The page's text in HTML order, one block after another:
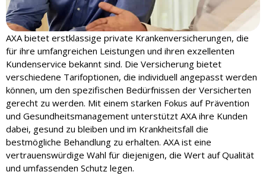
AXA bietet erstklassige private Krankenversicherungen, die
für ihre umfangreichen Leistungen und ihren exzellenten
Kundenservice bekannt sind. Die Versicherung bietet
verschiedene Tarifoptionen, die individuell angepasst werden
können, um den spezifischen Bedürfnissen der Versicherten
gerecht zu werden. Mit einem starken Fokus auf Prävention
und Gesundheitsmanagement unterstützt AXA ihre Kunden
dabei, gesund zu bleiben und im Krankheitsfall die
bestmögliche Behandlung zu erhalten. AXA ist eine
vertrauenswürdige Wahl für diejenigen, die Wert auf Qualität
und umfassenden Schutz legen.